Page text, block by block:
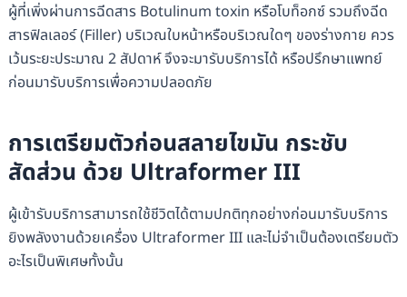
ผู้ที่เพิ่งผ่านการฉีดสาร Botulinum toxin หรือโบท็อกซ์ รวมถึงฉีด
สารฟิลเลอร์ (Filler) บริเวณใบหน้าหรือบริเวณใดๆ ของร่างกาย ควร
เว้นระยะประมาณ 2 สัปดาห์ จึงจะมารับบริการได้ หรือปรึกษาแพทย์
ก่อนมารับบริการเพื่อความปลอดภัย
การเตรียมตัวก่อนสลายไขมัน กระชับ
สัดส่วน ด้วย Ultraformer III
ผู้เข้ารับบริการสามารถใช้ชีวิตได้ตามปกติทุกอย่างก่อนมารับบริการ
ยิงพลังงานด้วยเครื่อง Ultraformer III และไม่จำเป็นต้องเตรียมตัว
อะไรเป็นพิเศษทั้งนั้น